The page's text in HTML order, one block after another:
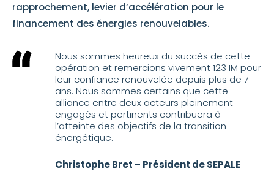
rapprochement, levier d’accélération pour le
financement des énergies renouvelables.
Nous sommes heureux du succès de cette
opération et remercions vivement 123 IM pour
leur confiance renouvelée depuis plus de 7
ans. Nous sommes certains que cette
alliance entre deux acteurs pleinement
engagés et pertinents contribuera à
l’atteinte des objectifs de la transition
énergétique.
Christophe Bret – Président de SEPALE